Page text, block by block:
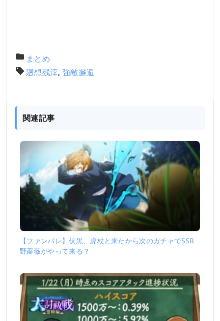
まとめ
廻想残滓, 強敵邂逅
関連記事
【ファンパレ】伏黒、虎杖と来たから次のガチャでSSR
野薔薇がやって来る？